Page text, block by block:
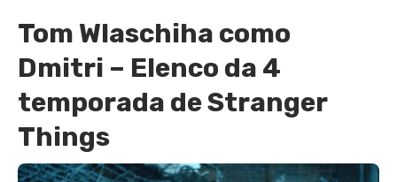
Tom Wlaschiha como
Dmitri – Elenco da 4
temporada de Stranger
Things